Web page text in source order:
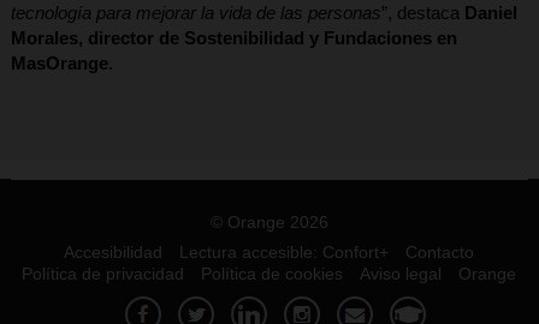
tecnología para mejorar la vida de las personas”, destaca Daniel
Morales, director de Sostenibilidad y Fundaciones en
MasOrange.
© Orange 2026
Accesibilidad
Lectura accesible: Confort+
Contacto
Política de privacidad
Política de cookies Aviso legal Orange